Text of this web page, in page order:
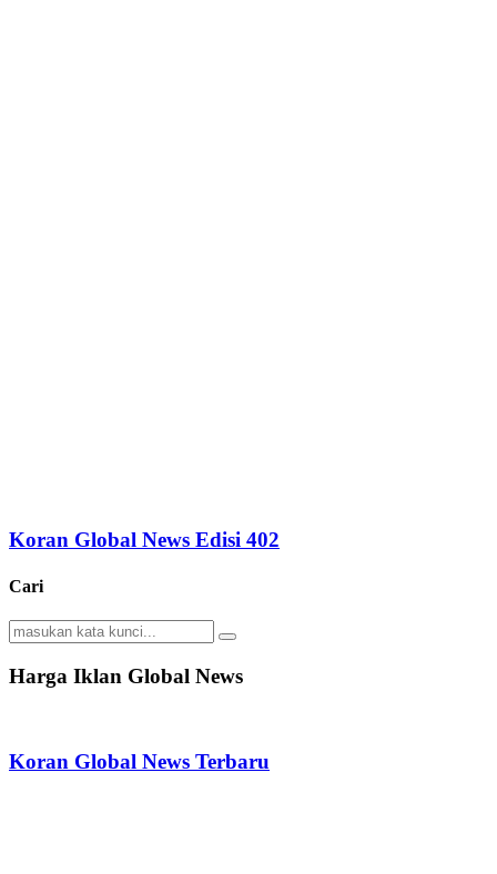
Koran Global News Edisi 402
Cari
Search
for:
Search
Harga Iklan Global News
Koran Global News Terbaru